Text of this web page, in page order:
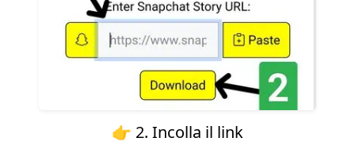
👉 2. Incolla il link